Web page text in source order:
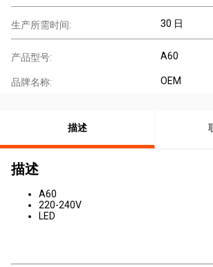
生产所需时间: 30 日
产品型号: A60
品牌名称: OEM
描述
描述
A60
220-240V
LED